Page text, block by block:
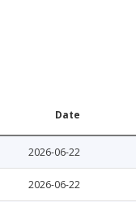
Date
2026-06-22
2026-06-22